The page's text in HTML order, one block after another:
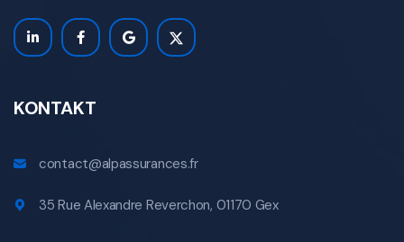
KONTAKT
contact@alpassurances.fr
35 Rue Alexandre Reverchon, 01170 Gex